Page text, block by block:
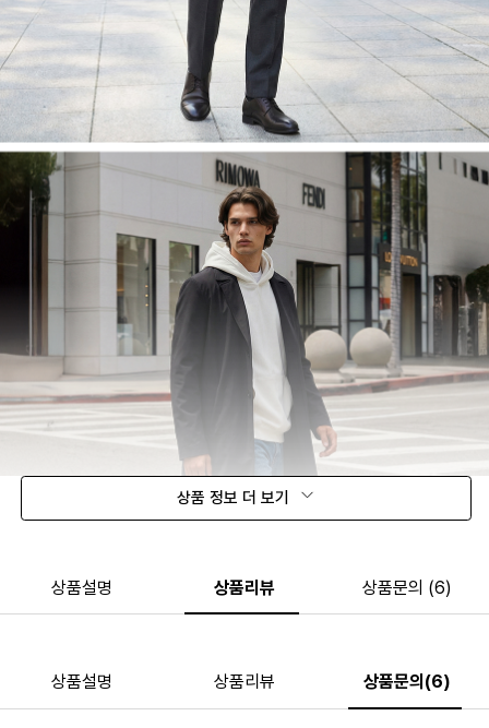
상품 정보 더 보기
상품설명 상품리뷰 상품문의 (6)
상품설명 상품리뷰 상품문의(6)